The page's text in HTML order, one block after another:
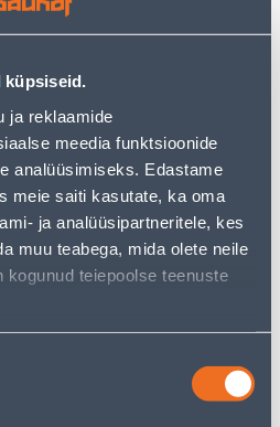
küpsiseid.
ja reklaamide
meedia funktsioonide
analüüsimiseks. Edastame
meie saiti kasutate, ka oma
ja analüüsipartneritele, kes
muu teabega, mida olete neile
kogunud teiepoolse teenuste
saagimistöödeks.
käivitub kergelt ning on
Платежи